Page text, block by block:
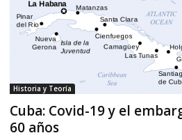
Historia y Teoría
Cuba: Covid-19 y el
60 años